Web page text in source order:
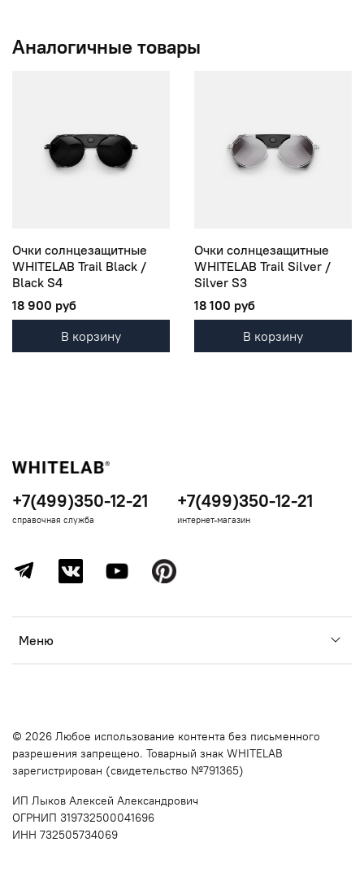
Аналогичные товары
Очки солнцезащитные
WHITELAB Trail Black /
Black S4
18 900 руб
В корзину
Очки солнцезащитные
WHITELAB Trail Silver /
Silver S3
18 100 руб
В корзину
Меню
+7(499)350-12-21
справочная служба
+7(499)350-12-21
интернет-магазин
© 2026 Любое использование контента без письменного
разрешения запрещено. Товарный знак WHITELAB
зарегистрирован (свидетельство №791365)
ИП Лыков Алексей Александрович
ОГРНИП 319732500041696
ИНН 732505734069